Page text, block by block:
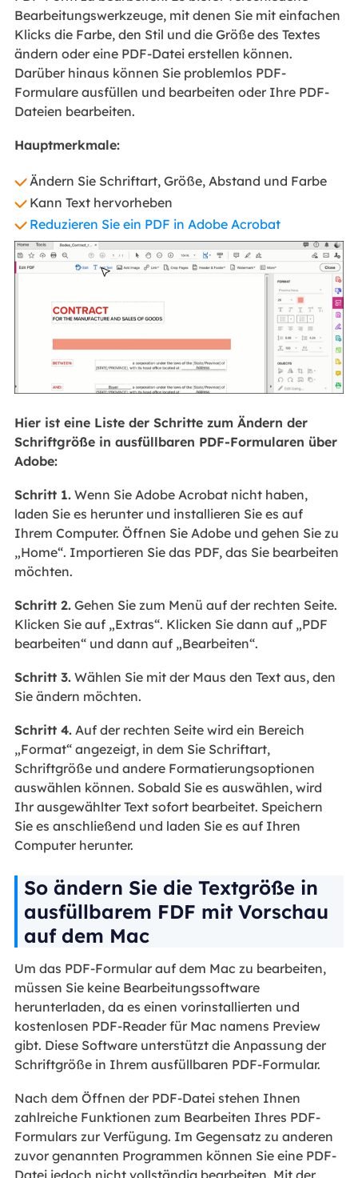
Bearbeitungswerkzeuge, mit denen Sie mit einfachen
Klicks die Farbe, den Stil und die Größe des Textes
ändern oder eine PDF-Datei erstellen können.
Darüber hinaus können Sie problemlos PDF-
Formulare ausfüllen und bearbeiten oder Ihre PDF-
Dateien bearbeiten.
Hauptmerkmale:
Ändern Sie Schriftart, Größe, Abstand und Farbe
Kann Text hervorheben
Reduzieren Sie ein PDF in Adobe Acrobat
Hier ist eine Liste der Schritte zum Ändern der
Schriftgröße in ausfüllbaren PDF-Formularen über
Adobe:
Schritt 1.Wenn Sie Adobe Acrobat nicht haben,
laden Sie es herunter und installieren Sie es auf
Ihrem Computer. Öffnen Sie Adobe und gehen Sie zu
„Home“. Importieren Sie das PDF, das Sie bearbeiten
möchten.
Schritt 2.Gehen Sie zum Menü auf der rechten Seite.
Klicken Sie auf „Extras“. Klicken Sie dann auf „PDF
bearbeiten“ und dann auf „Bearbeiten“.
Schritt 3.Wählen Sie mit der Maus den Text aus, den
Sie ändern möchten.
Schritt 4.Auf der rechten Seite wird ein Bereich
„Format“ angezeigt, in dem Sie Schriftart,
Schriftgröße und andere Formatierungsoptionen
auswählen können. Sobald Sie es auswählen, wird
Ihr ausgewählter Text sofort bearbeitet. Speichern
Sie es anschließend und laden Sie es auf Ihren
Computer herunter.
So ändern Sie die Textgröße in
ausfüllbarem FDF mit Vorschau
auf dem Mac
Um das PDF-Formular auf dem Mac zu bearbeiten,
müssen Sie keine Bearbeitungssoftware
herunterladen, da es einen vorinstallierten und
kostenlosen PDF-Reader für Mac namens Preview
gibt. Diese Software unterstützt die Anpassung der
Schriftgröße in Ihrem ausfüllbaren PDF-Formular.
Nach dem Öffnen der PDF-Datei stehen Ihnen
zahlreiche Funktionen zum Bearbeiten Ihres PDF-
Formulars zur Verfügung. Im Gegensatz zu anderen
zuvor genannten Programmen können Sie eine PDF-